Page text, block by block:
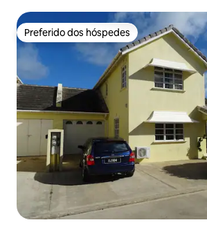
Preferido dos hóspedes
Preferido dos hóspedes